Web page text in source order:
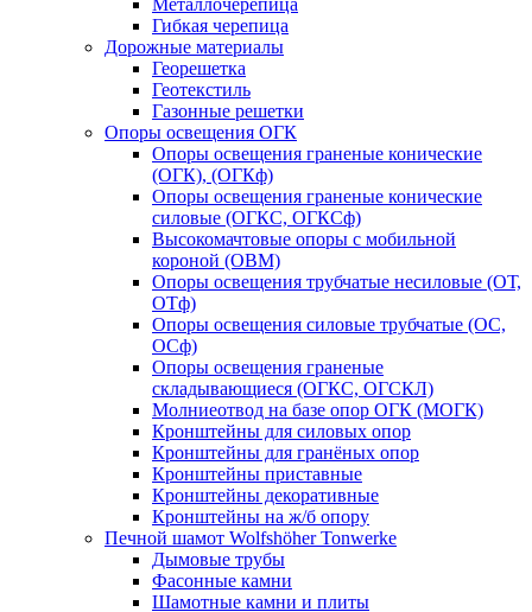
Гибкая черепица
Дорожные материалы
Георешетка
Геотекстиль
Газонные решетки
Опоры освещения ОГК
Опоры освещения граненые конические
(ОГК), (ОГКф)
Опоры освещения граненые конические
силовые (ОГКС, ОГКСф)
Высокомачтовые опоры с мобильной
короной (ОВМ)
Опоры освещения трубчатые несиловые (ОТ,
ОТф)
Опоры освещения силовые трубчатые (ОС,
ОСф)
Опоры освещения граненые
складывающиеся (ОГКС, ОГСКЛ)
Молниеотвод на базе опор ОГК (МОГК)
Кронштейны для силовых опор
Кронштейны для гранёных опор
Кронштейны приставные
Кронштейны декоративные
Кронштейны на ж/б опору
Печной шамот Wolfshöher Tonwerke
Дымовые трубы
Фасонные камни
Шамотные камни и плиты